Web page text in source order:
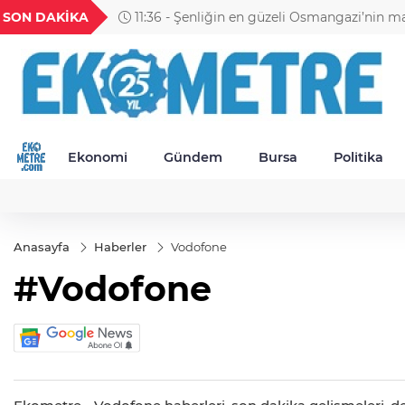
SON DAKİKA
11:36 - Şenliğin en güzeli Osmangazi’nin
1,1852
GEL
18,2388
TND
16,2392
BGN
27,9743
Ekonomi Gündem Bursa Politika
Anasayfa Haberler Vodofone
#Vodofone